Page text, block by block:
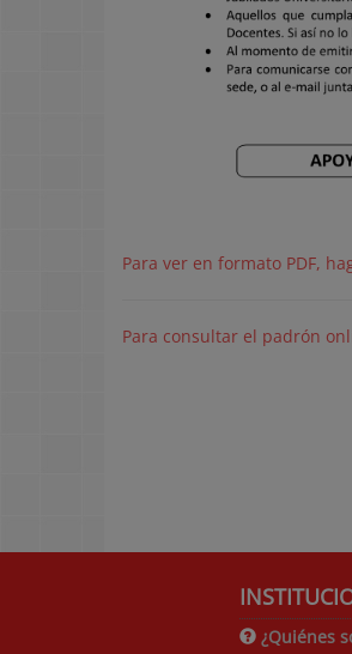
Para ver en formato PDF,
Para consultar el padrón
¿Quiénes